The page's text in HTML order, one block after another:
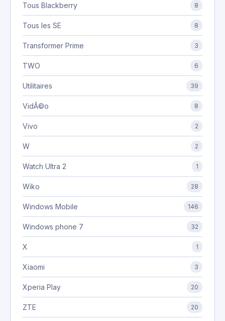
Tous Blackberry 8
Tous les SE 8
Transformer Prime 3
TWO 6
Utilitaires 39
VidÃ©o 8
Vivo 2
W 2
Watch Ultra 2 1
Wiko 28
Windows Mobile 146
Windows phone 7 32
X 1
Xiaomi 3
Xperia Play 20
ZTE 20